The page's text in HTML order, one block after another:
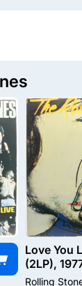
Love You
(2LP),
Rolling